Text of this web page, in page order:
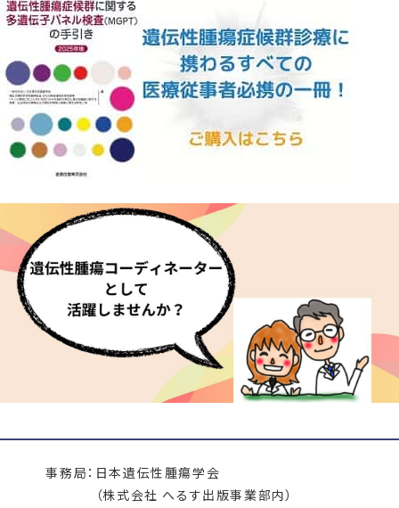
事務局： 日本遺伝性腫瘍学会
（株式会社 へるす出版事業部内）